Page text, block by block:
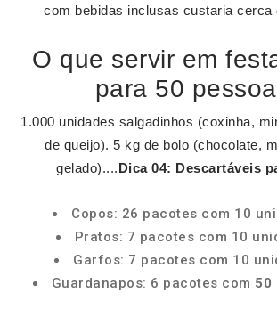
com bebidas inclusas custaria cerca
O que servir em
para 50
1.000 unidades salgadinhos (coxinha,
de queijo). 5 kg de bolo (chocolate,
gelado)....Dica 04: Descartáveis
Copos: 26 pacotes com 10
Pratos: 7 pacotes com 10
Garfos: 7 pacotes com 10
Guardanapos: 6 pacotes com 50